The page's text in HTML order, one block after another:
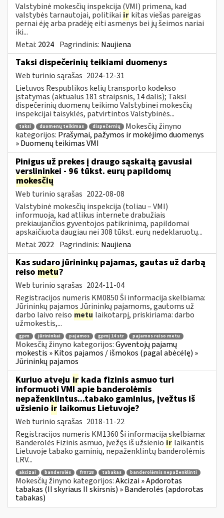
Valstybinė mokesčių inspekcija (VMI) primena, kad
valstybės tarnautojai, politikai ir kitas viešas pareigas
pernai ėję arba pradėję eiti asmenys bei jų šeimos nariai
iki...
Metai: 2024 Pagrindinis: Naujiena
Taksi dispečerinių teikiami duomenys
Web turinio sąrašas 2024-12-31
Lietuvos Respublikos kelių transporto kodekso
įstatymas (aktualus 181 straipsnis, 14 dalis); Taksi
dispečerinių duomenų teikimo Valstybinei mokesčių
inspekcijai taisyklės, patvirtintos Valstybinės...
taksi duomenų teikimas dispečernių
Mokesčių žinyno
kategorijos: Prašymai, pažymos ir mokėjimo duomenys
» Duomenų teikimas VMI
Pinigus už prekes į draugo sąskaitą gavusiai
verslininkei - 96 tūkst. eurų papildomų
mokesčių
Web turinio sąrašas 2022-08-08
Valstybinė mokesčių inspekcija (toliau – VMI)
informuoja, kad atlikus internete drabužiais
prekiaujančios gyventojos patikrinimą, papildomai
apskaičiuota daugiau nei 308 tūkst. eurų nedeklaruotų...
Metai: 2022 Pagrindinis: Naujiena
Kas sudaro jūrininkų pajamas, gautas už darbą
reiso metu?
Web turinio sąrašas 2024-11-04
Registracijos numeris KM0850 Ši informacija skelbiama:
Jūrininkų pajamos Jūrininkų pajamoms, gautoms už
darbo laivo reiso metu laikotarpį, priskiriama: darbo
užmokestis,...
gpm jūrininkai pajamos gpmį 14 str pajamos reiso metu
Mokesčių žinyno kategorijos:Gyventojų pajamų
mokestis » Kitos pajamos / išmokos (pagal abėcėlę) »
Jūrininkų pajamos
Kuriuo atveju ir kada fizinis asmuo turi
informuoti VMI apie banderolėmis
nepaženklintus...tabako gaminius, įvežtus iš
užsienio ir laikomus Lietuvoje?
Web turinio sąrašas 2018-11-22
Registracijos numeris KM1360 Ši informacija skelbiama:
Banderolės Fizinis asmuo, įvežęs iš užsienio ir laikantis
Lietuvoje tabako gaminių, nepaženklintų banderolėmis
LRV...
akcizai banderolės fr0718 tabakas banderolėmis nepaženklinti
Mokesčių žinyno kategorijos:Akcizai » Apdorotas
tabakas (II skyriaus II skirsnis) » Banderolės (apdorotas
tabakas)